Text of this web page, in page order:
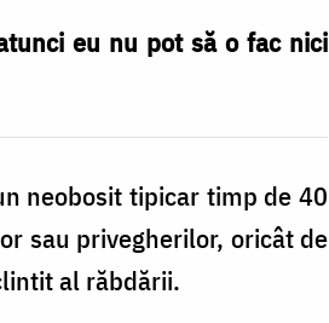
eu nu pot să o fac nici
neobosit tipicar timp de 40
sau privegherilor, oricât de
al răbdării.